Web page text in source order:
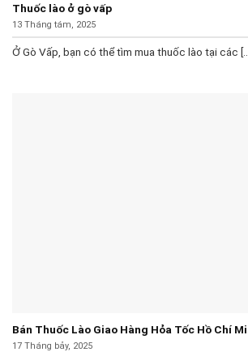
Thuốc lào ở gò vấp
13 Tháng tám, 2025
Ở Gò Vấp, bạn có thể tìm mua thuốc lào tại các
Bán Thuốc Lào Giao Hàng Hỏa Tốc Hồ Chí
17 Tháng bảy, 2025